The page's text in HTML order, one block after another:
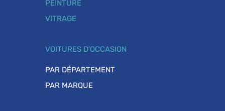
PEINTURE
VITRAGE
VOITURES D'OCCASION
PAR DÉPARTEMENT
PAR MARQUE